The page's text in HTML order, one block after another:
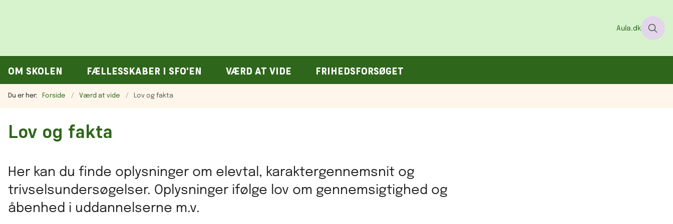
Aula.dk
OM SKOLEN FÆLLESSKABER I SFO'EN VÆRD AT VIDE FRIHEDSFORSØGET
Du er her: Forside Værd at vide Lov og fakta
Lov og fakta
Her kan du finde oplysninger om elevtal, karaktergennemsnit og
trivselsundersøgelser. Oplysninger ifølge lov om gennemsigtighed og
åbenhed i uddannelserne m.v.